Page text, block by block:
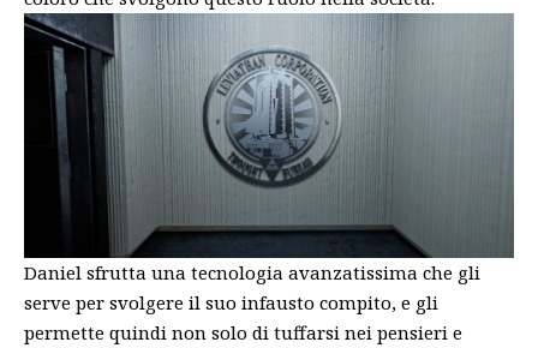
Daniel sfrutta una tecnologia avanzatissima che gli
serve per svolgere il suo infausto compito, e gli
permette quindi non solo di tuffarsi nei pensieri e